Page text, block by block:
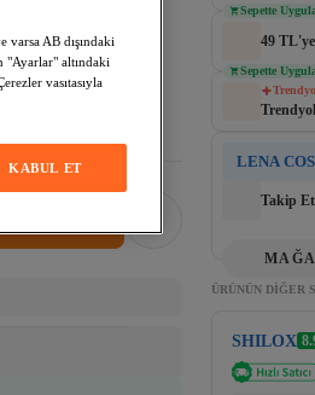
49
Sepette
Sepette
LENA
Takip Et
ÜRÜNÜN DIĞER
SHILOX
AB dışındaki
"Ayarlar" altındaki
vasıtasıyla
KABUL ET